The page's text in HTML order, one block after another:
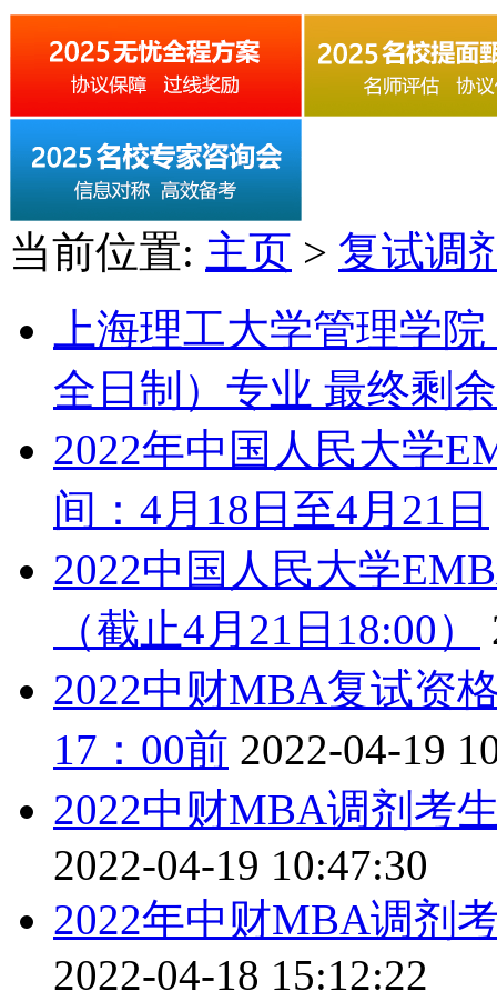
当前位置: 主页 > 复试调
上海理工大学管理学
全日制）专业 最终剩
2022年中国人民大学
间：4月18日至4月21日
2022中国人民大学
（截止4月21日18:00）
2022中财MBA复试资
17：00前 2022-04-19
2022中财MBA调剂考
2022-04-19 10:47:30
2022年中财MBA调剂
2022-04-18 15:12:22